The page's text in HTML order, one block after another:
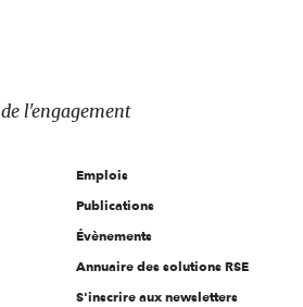
de l'engagement
Emplois
Publications
Évènements
Annuaire des solutions RSE
S'inscrire aux newsletters